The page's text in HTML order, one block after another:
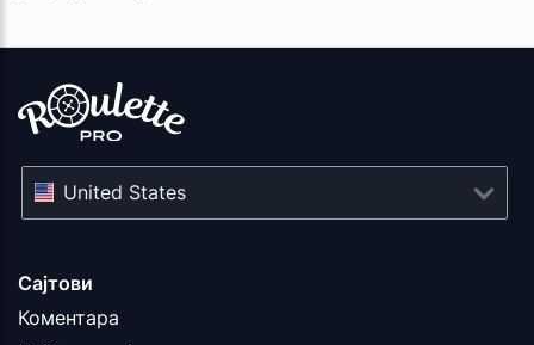
Сајтови
Коментара
United States